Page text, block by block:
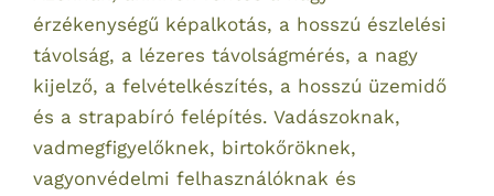
érzékenységű képalkotás, a hosszú észlelési
távolság, a lézeres távolságmérés, a nagy
kijelző, a felvételkészítés, a hosszú üzemidő
és a strapabíró felépítés. Vadászoknak,
vadmegfigyelőknek, birtokőröknek,
vagyonvédelmi felhasználóknak és